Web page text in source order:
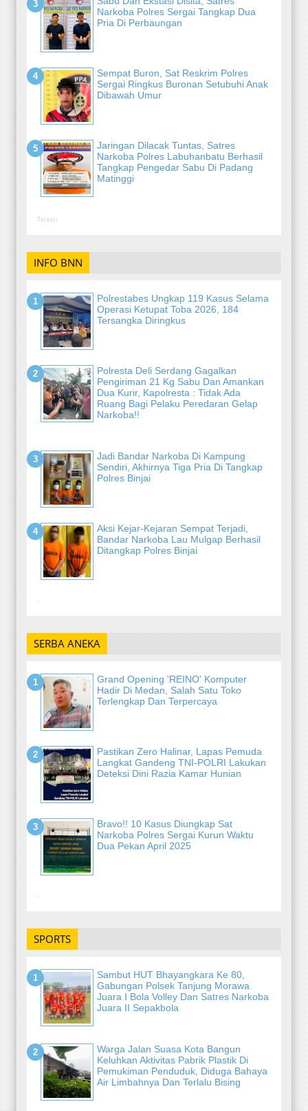
Narkoba Polres Sergai Tangkap Dua
Pria Di Perbaungan
Sempat Buron, Sat Reskrim Polres
Sergai Ringkus Buronan Setubuhi Anak
Dibawah Umur
Jaringan Dilacak Tuntas, Satres
Narkoba Polres Labuhanbatu Berhasil
Tangkap Pengedar Sabu Di Padang
Matinggi
Terkini
INFO BNN
Polrestabes Ungkap 119 Kasus Selama
Operasi Ketupat Toba 2026, 184
Tersangka Diringkus
Polresta Deli Serdang Gagalkan
Pengiriman 21 Kg Sabu Dan Amankan
Dua Kurir, Kapolresta : Tidak Ada
Ruang Bagi Pelaku Peredaran Gelap
Narkoba!!
Jadi Bandar Narkoba Di Kampung
Sendiri, Akhirnya Tiga Pria Di Tangkap
Polres Binjai
Aksi Kejar-Kejaran Sempat Terjadi,
Bandar Narkoba Lau Mulgap Berhasil
Ditangkap Polres Binjai
-
SERBA ANEKA
Grand Opening 'REINO' Komputer
Hadir Di Medan, Salah Satu Toko
Terlengkap Dan Terpercaya
Pastikan Zero Halinar, Lapas Pemuda
Langkat Gandeng TNI-POLRI Lakukan
Deteksi Dini Razia Kamar Hunian
Bravo!! 10 Kasus Diungkap Sat
Narkoba Polres Sergai Kurun Waktu
Dua Pekan April 2025
-
SPORTS
Sambut HUT Bhayangkara Ke 80,
Gabungan Polsek Tanjung Morawa
Juara I Bola Volley Dan Satres Narkoba
Juara II Sepakbola
Warga Jalan Suasa Kota Bangun
Keluhkan Aktivitas Pabrik Plastik Di
Pemukiman Penduduk, Diduga Bahaya
Air Limbahnya Dan Terlalu Bising